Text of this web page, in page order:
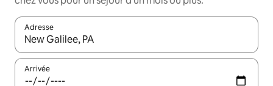
Adresse
Lorsque les résultats s'affichent, utilisez les flèches vers le
Arrivée